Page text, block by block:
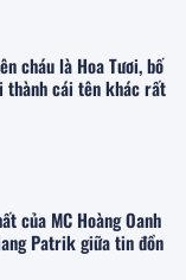
cháu là Hoa Tươi, bố
thành cái tên khác rất
của MC Hoàng Oanh
Patrik giữa tin đồn